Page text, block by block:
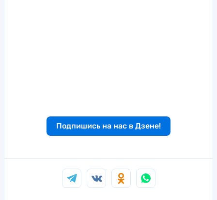
Подпишись на нас в Дзене!